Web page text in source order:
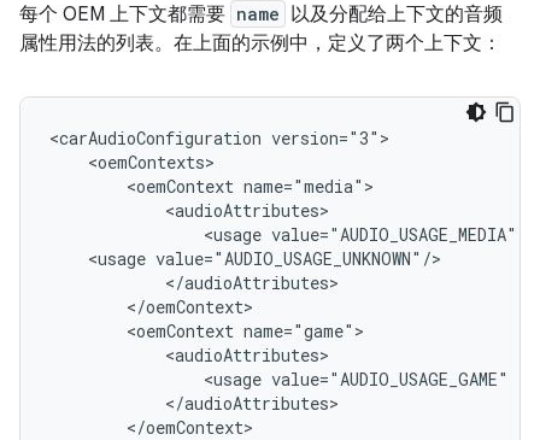
每个 OEM 上下文都需要 name 以及分配给上下文的音频
属性用法的列表。在上面的示例中，定义了两个上下文：
<carAudioConfiguration version="3">
    <oemContexts>
        <oemContext name="media">
            <audioAttributes>
<usage value="AUDIO_USAGE_MEDIA" /
    <usage value="AUDIO_USAGE_UNKNOWN"/>
            </audioAttributes>
        </oemContext>
        <oemContext name="game">
            <audioAttributes>
                <usage value="AUDIO_USAGE_GAME" />
            </audioAttributes>
        </oemContext>